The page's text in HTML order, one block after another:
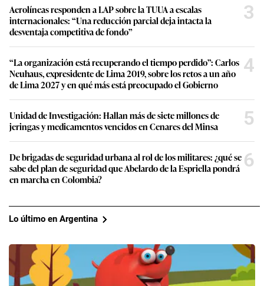
Aerolíneas responden a LAP sobre la TUUA a escalas
internacionales: “Una reducción parcial deja intacta la
desventaja competitiva de fondo”
3
“La organización está recuperando el tiempo perdido”: Carlos
Neuhaus, expresidente de Lima 2019, sobre los retos a un año
de Lima 2027 y en qué más está preocupado el Gobierno
4
Unidad de Investigación: Hallan más de siete millones de
jeringas y medicamentos vencidos en Cenares del Minsa
5
De brigadas de seguridad urbana al rol de los militares: ¿qué se
sabe del plan de seguridad que Abelardo de la Espriella pondrá
en marcha en Colombia?
6
Lo último en Argentina